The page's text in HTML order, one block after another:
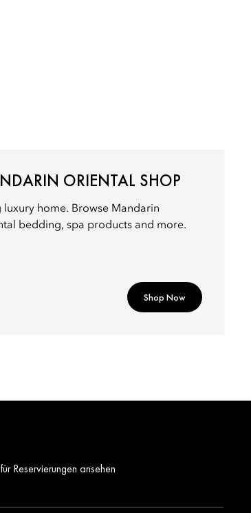
ORIENTAL SHOP
luxury home. Browse Mandarin
bedding, spa products and more.
Shop Now
Reservierungen ansehen